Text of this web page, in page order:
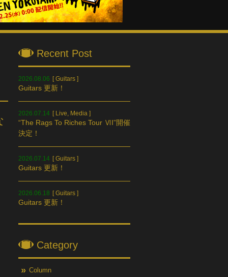
Recent Post
2026.08.06 [Guitars ]
Guitars 更新！
2026.07.14 [ Live, Media ]
“The Rags To Riches Tour ⅥI”開催
決定！
2026.07.14 [Guitars ]
Guitars 更新！
2026.06.18 [Guitars ]
Guitars 更新！
Category
Column